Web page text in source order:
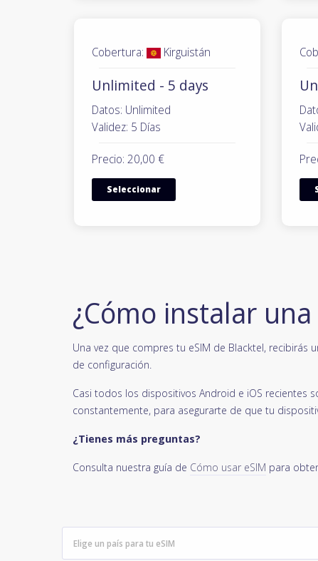
Cobertura: Kirguistán
Unlimited - 5 days
Datos: Unlimited
Validez: 5 Días
Precio: 20,00 €
Seleccionar
¿Cómo instalar una
Una vez que compres tu eSIM de Blacktel,
de configuración.
Casi todos los dispositivos Android e iOS recientes
constantemente, para asegurarte de que tu
¿Tienes más preguntas?
Consulta nuestra guía de Cómo usar eSIM para